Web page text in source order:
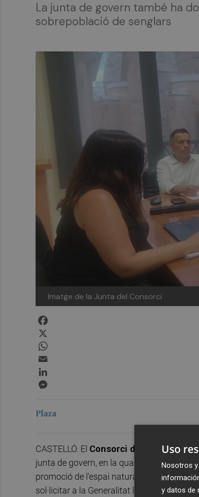
La junta de govern també ha
sobrepoblació de senglars
Imatge de la Junta del Consorci
Plaza
CASTELLÓ. El Consorci del Paisatge
junta de govern, en la qual s'han abordat
promoció de l'espai natural. Presidida per
sol·licitar a la Generalitat l'autorització de
Uso
Nosotros
y datos de